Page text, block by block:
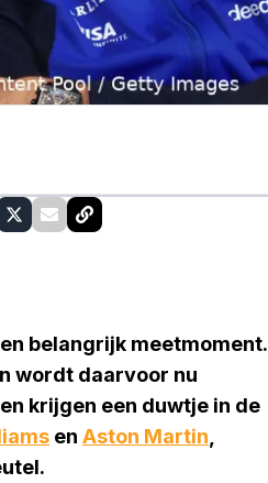
belangrijk meetmoment.
wordt daarvoor nu
krijgen een duwtje in de
en Aston Martin